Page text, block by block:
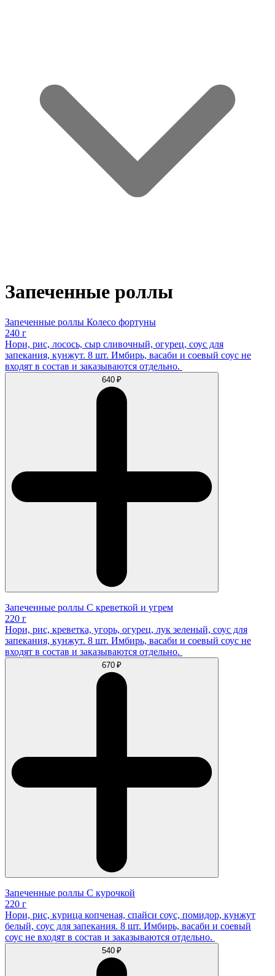
Запеченные роллы
Запеченные роллы Колесо фортуны
240 г
Нори, рис, лосось, сыр сливочный, огурец, соус для
запекания, кунжут. 8 шт. Имбирь, васаби и соевый соус не
входят в состав и заказываются отдельно.
640 ₽
Запеченные роллы С креветкой и угрем
220 г
Нори, рис, креветка, угорь, огурец, лук зеленый, соус для
запекания, кунжут. 8 шт. Имбирь, васаби и соевый соус не
входят в состав и заказываются отдельно.
670 ₽
Запеченные роллы С курочкой
220 г
Нори, рис, курица копченая, спайси соус, помидор, кунжут
белый, соус для запекания. 8 шт. Имбирь, васаби и соевый
соус не входят в состав и заказываются отдельно.
540 ₽